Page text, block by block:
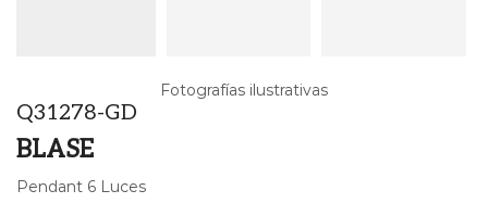
Fotografías ilustrativas
Q31278-GD
BLASE
Pendant 6 Luces